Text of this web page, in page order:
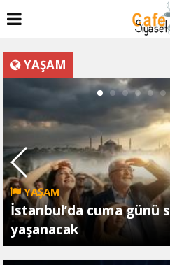
YAŞAM
YAŞAM
İstanbul’da cuma günü
yaşanacak